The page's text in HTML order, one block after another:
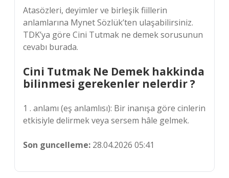
Atasözleri, deyimler ve birleşik fiillerin
anlamlarına Mynet Sözlük’ten ulaşabilirsiniz.
TDK’ya göre Cini Tutmak ne demek sorusunun
cevabı burada.
Cini Tutmak Ne Demek hakkinda
bilinmesi gerekenler nelerdir ?
1 . anlamı (eş anlamlısı): Bir inanışa göre cinlerin
etkisiyle delirmek veya sersem hâle gelmek.
Son guncelleme: 28.04.2026 05:41